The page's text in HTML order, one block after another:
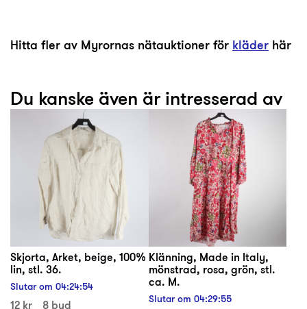
Hitta fler av Myrornas nätauktioner för kläder här
Du kanske även är intresserad av
Skjorta, Arket, beige, 100%
lin, stl. 36.
Slutar om 04:24:54
12 kr 8 bud
Klänning, Made in Italy,
mönstrad, rosa, grön, stl.
ca. M.
Slutar om 04:29:55